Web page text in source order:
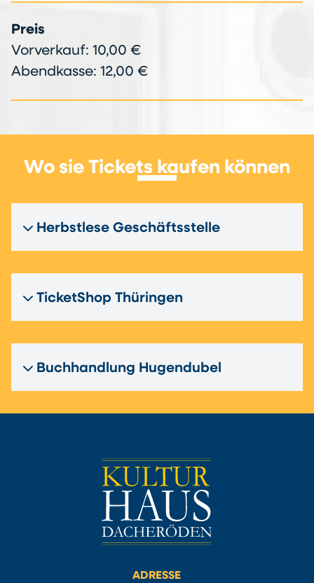
Preis
Vorverkauf: 10,00 €
Abendkasse: 12,00 €
Wo sie Tickets kaufen können
Herbstlese Geschäftsstelle
TicketShop Thüringen
Buchhandlung Hugendubel
ADRESSE